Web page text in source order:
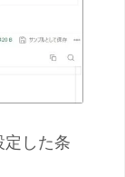
定した条